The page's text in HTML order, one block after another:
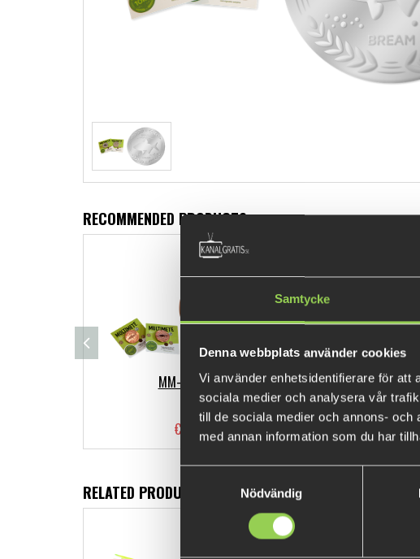
Samtycke
Denna webbplats använder cookies
Vi använder enhetsidentifierare för att
sociala medier och analysera vår
till de sociala medier och annons-
med annan information som du har
Nödvändig
RECOMMENDED PRODUCTS
MM-B-Perch
€4.48
RELATED PRODUCTS